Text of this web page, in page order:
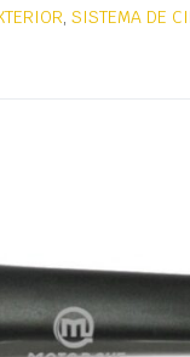
,SISTEMA DE